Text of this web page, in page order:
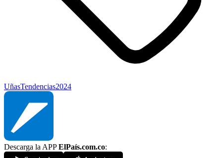
UñasTendencias2024
Descarga la APPElPaís.com.co: